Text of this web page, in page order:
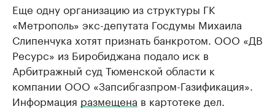
Еще одну организацию из структуры ГК
«Метрополь» экс-депутата Госдумы Михаила
Слипенчука хотят признать банкротом. ООО «ДВ
Ресурс» из Биробиджана подало иск в
Арбитражный суд Тюменской области к
компании ООО «Запсибгазпром-Газификация».
Информация размещена в картотеке дел.